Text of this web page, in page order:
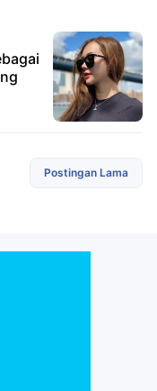
Postingan Lama